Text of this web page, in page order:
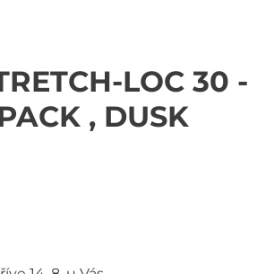
LOC 30 -
, DUSK